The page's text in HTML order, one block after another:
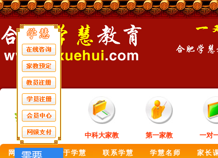
中科大家教 第一家教 一对
网站首页 关于学慧 联系学慧 学慧名师 家长